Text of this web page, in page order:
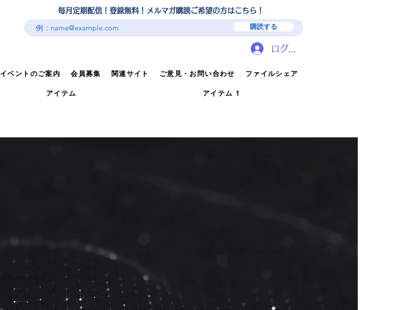
​毎月定期配信！登録無料！メルマガ購読ご希望の方はこちら！
購読する
イベントのご案内 会員募集 関連サイト ご意見・お問い合わせ ファイルシェア
アイテム アイテム 1
ログイン